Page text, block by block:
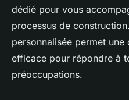
dédié pour vous
processus de
personnalisée permet
efficace pour répondre à
préoccupations.